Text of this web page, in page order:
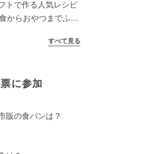
トで作る人気レシピ
からおやつまでふん
すべて見る
に参加
販の食パンは？